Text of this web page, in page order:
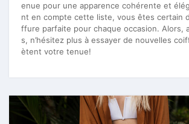
enue pour une apparence cohérente et
nt en compte cette liste, vous êtes certain
ffure parfaite pour chaque occasion. Alors,
s, n’hésitez plus à essayer de nouvelles
ètent votre tenue!